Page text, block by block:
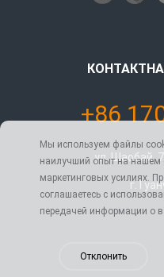
+86
ул. Шаобай,
г.
Мы используем файлы
наилучший опыт на нашем
маркетинговых усилиях.
соглашаетесь с
передачей информации о
Отклонить